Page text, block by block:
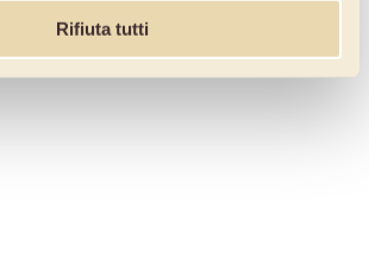
Rifiuta tutti